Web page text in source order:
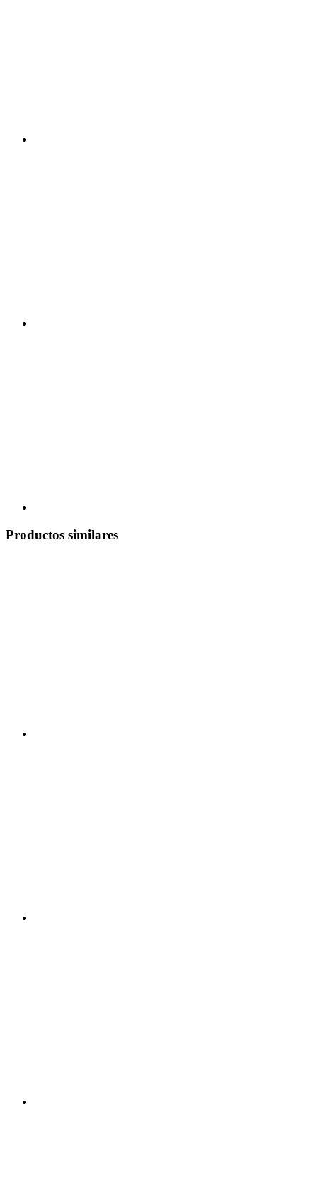
Productos similares